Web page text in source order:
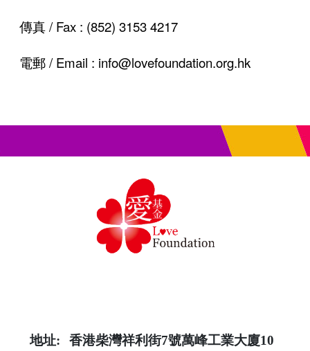
傳真 / Fax : (852) 3153 4217
電郵 / Email : info@lovefoundation.org.hk
地址:
香港柴灣祥利街7號萬峰工業大廈10